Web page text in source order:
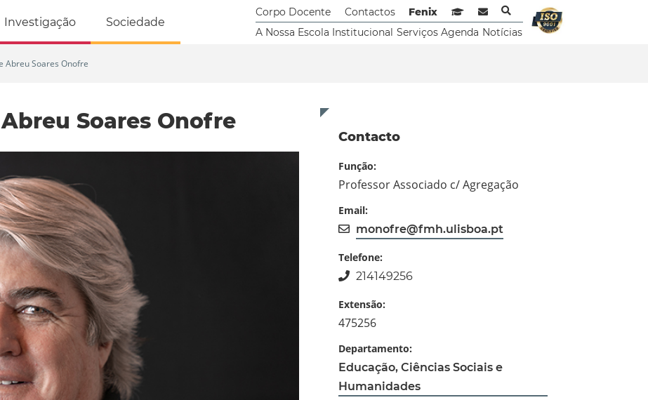
Humana
Investigação Sociedade
Corpo Docente Contactos Fenix
Sistema de Gestão de Aprendizagem
Webmail
A Nossa Escola Institucional Serviços Agenda Notícias
Abreu Soares Onofre
Soares Onofre
Contacto
Função:
Professor Associado c/ Agregação
Email:
monofre@fmh.ulisboa.pt
Telefone:
214149256
Extensão:
475256
Departamento:
Educação, Ciências Sociais e
Humanidades